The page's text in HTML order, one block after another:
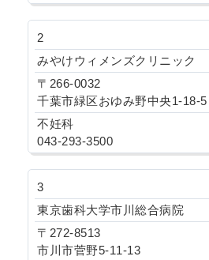
2
みやけウィメンズクリニック
〒266-0032
千葉市緑区おゆみ野中央1-18-5
不妊科
043-293-3500
3
東京歯科大学市川総合病院
〒272-8513
市川市菅野5-11-13